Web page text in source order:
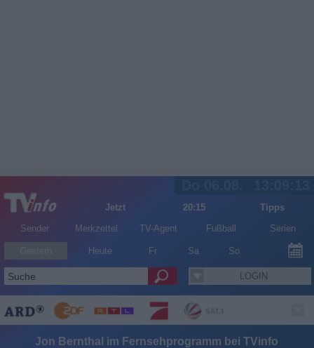
Jetzt 20:15
Tipps
Sender
Merkzettel TV-Agent Fußball Serien
Heute Fr Sa So
LOGIN
Jon Bernthal im Fernsehprogramm bei TVinfo